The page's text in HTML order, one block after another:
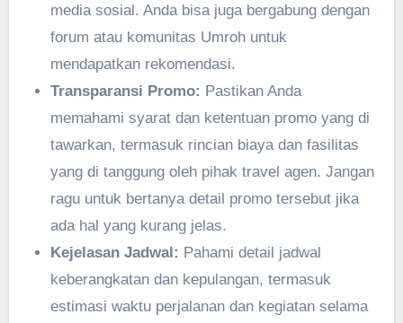
media sosial. Anda bisa juga bergabung dengan
forum atau komunitas Umroh untuk
mendapatkan rekomendasi.
Transparansi Promo: Pastikan Anda
memahami syarat dan ketentuan promo yang di
tawarkan, termasuk rincian biaya dan fasilitas
yang di tanggung oleh pihak travel agen. Jangan
ragu untuk bertanya detail promo tersebut jika
ada hal yang kurang jelas.
Kejelasan Jadwal: Pahami detail jadwal
keberangkatan dan kepulangan, termasuk
estimasi waktu perjalanan dan kegiatan selama